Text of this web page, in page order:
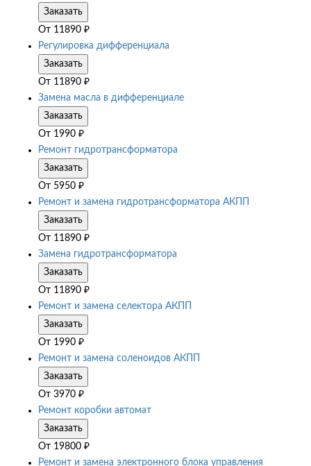
Заказать
От 11890 ₽
Регулировка дифференциала
Заказать
От 11890 ₽
Замена масла в дифференциале
Заказать
От 1990 ₽
Ремонт гидротрансформатора
Заказать
От 5950 ₽
Ремонт и замена гидротрансформатора АКПП
Заказать
От 11890 ₽
Замена гидротрансформатора
Заказать
От 11890 ₽
Ремонт и замена селектора АКПП
Заказать
От 1990 ₽
Ремонт и замена соленоидов АКПП
Заказать
От 3970 ₽
Ремонт коробки автомат
Заказать
От 19800 ₽
Ремонт и замена электронного блока управления